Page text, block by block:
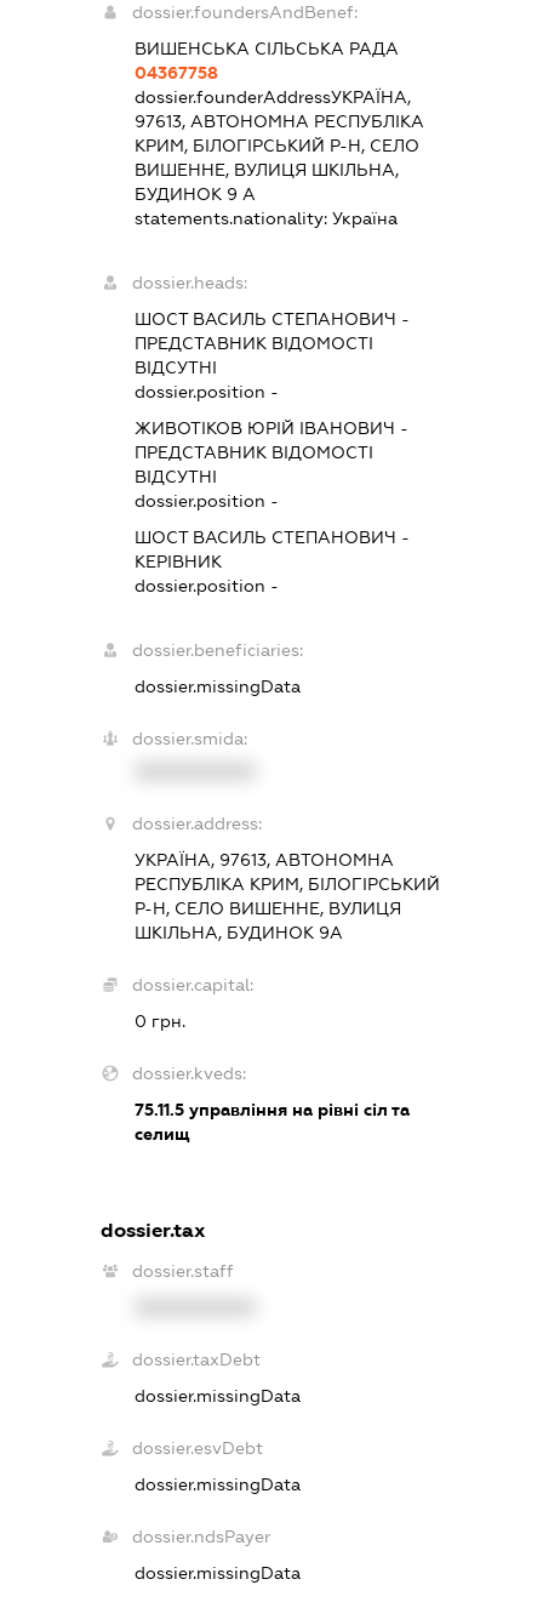
dossier.foundersAndBenef:
ВИШЕНСЬКА СІЛЬСЬКА РАДА
04367758
dossier.founderAddressУКРАЇНА,
97613, АВТОНОМНА РЕСПУБЛІКА
КРИМ, БІЛОГІРСЬКИЙ Р-Н, СЕЛО
ВИШЕННЕ, ВУЛИЦЯ ШКІЛЬНА,
БУДИНОК 9 А
statements.nationality:Україна
dossier.heads:
ШОСТ ВАСИЛЬ СТЕПАНОВИЧ -
ПРЕДСТАВНИК ВІДОМОСТІ
ВІДСУТНІ
dossier.position -
ЖИВОТІКОВ ЮРІЙ ІВАНОВИЧ -
ПРЕДСТАВНИК ВІДОМОСТІ
ВІДСУТНІ
dossier.position -
ШОСТ ВАСИЛЬ СТЕПАНОВИЧ -
КЕРІВНИК
dossier.position -
dossier.beneficiaries:
dossier.missingData
dossier.smida:
dossier.address:
УКРАЇНА, 97613, АВТОНОМНА
РЕСПУБЛІКА КРИМ, БІЛОГІРСЬКИЙ
Р-Н, СЕЛО ВИШЕННЕ, ВУЛИЦЯ
ШКІЛЬНА, БУДИНОК 9А
dossier.capital:
0 грн.
dossier.kveds:
75.11.5 управління на рівні сіл та
селищ
dossier.tax
dossier.staff
dossier.taxDebt
dossier.missingData
dossier.esvDebt
dossier.missingData
dossier.ndsPayer
dossier.missingData